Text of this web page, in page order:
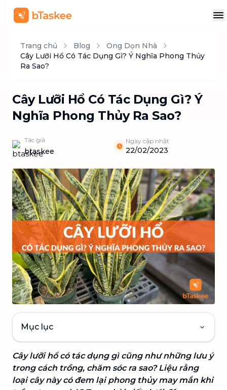
Trang chủ Blog
Ong Dọn Nhà
Cây Lưỡi Hổ Có Tác Dụng Gì? Ý Nghĩa Phong Thủy
Ra Sao?
Cây Lưỡi Hổ Có Tác Dụng Gì? Ý
Nghĩa Phong Thủy Ra Sao?
Tác giả
btaskee
Ngày cập nhật
22/02/2023
Mục lục
Cây lưỡi hổ có tác dụng gì cũng như những lưu ý
trong cách trồng, chăm sóc ra sao? Liệu rằng
loại cây này có đem lại phong thủy may mắn khi